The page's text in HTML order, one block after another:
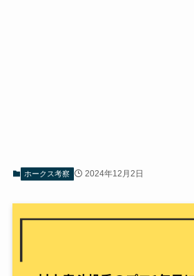
ホークス考察 2024年12月2日